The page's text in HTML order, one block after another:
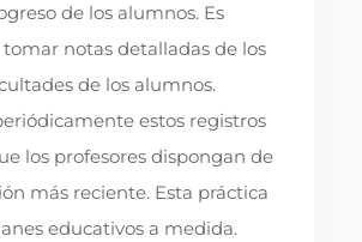
de los alumnos. Es
notas detalladas de los
de los alumnos.
estos registros
los profesores dispongan de
más reciente. Esta práctica
educativos a medida.